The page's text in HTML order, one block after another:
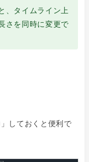
、タイムライン上
さを同時に変更で
しておくと便利で